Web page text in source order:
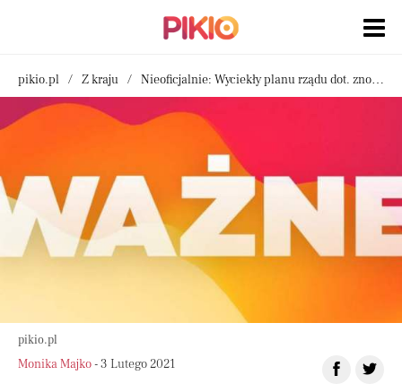
pikio.pl Z kraju Nieoficjalnie: Wyciekły planu rządu dot. znoszenia obostrzeń
pikio.pl
Monika Majko- 3 Lutego 2021